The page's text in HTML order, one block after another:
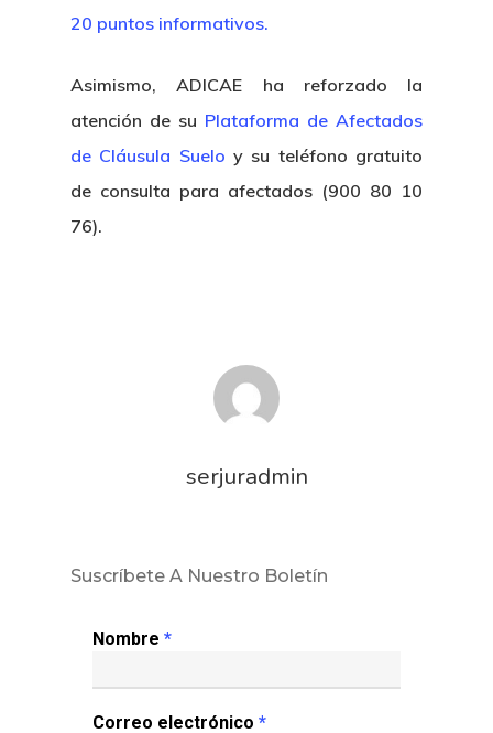
20 puntos informativos.
Asimismo, ADICAE ha reforzado la
atención de su Plataforma de Afectados
de Cláusula Suelo y su teléfono gratuito
de consulta para afectados (900 80 10
76).
serjuradmin
Suscríbete A Nuestro Boletín
Nombre *
Correo electrónico *